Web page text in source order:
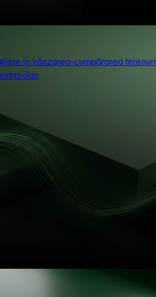
în vânzarea-cumpărarea